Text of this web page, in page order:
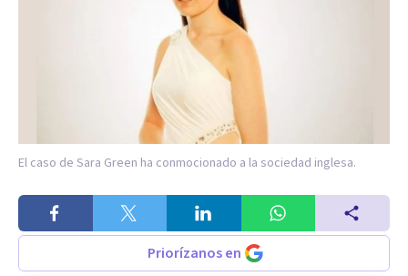
El caso de Sara Green ha conmocionado a la sociedad inglesa.
Priorízanos en